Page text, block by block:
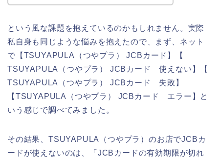
という風な課題を抱えているのかもしれません。実際
私自身も同じような悩みを抱えたので、まず、ネット
で【TSUYAPULA（つやプラ） JCBカード】【
TSUYAPULA（つやプラ） JCBカード 使えない】【
TSUYAPULA（つやプラ） JCBカード 失敗】
【TSUYAPULA（つやプラ） JCBカード エラー】と
いう感じで調べてみました。
その結果、TSUYAPULA（つやプラ）のお店でJCBカ
ードが使えないのは、「JCBカードの有効期限が切れ